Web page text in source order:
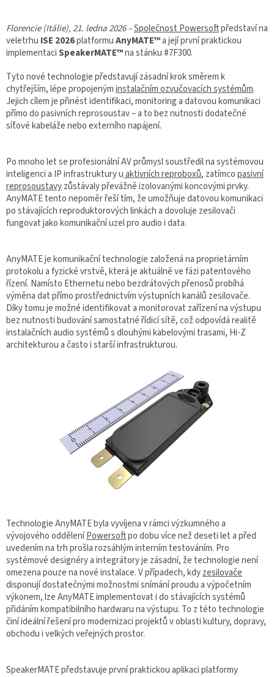
Florencie (Itálie), 21. ledna 2026 –Společnost Powersoftpředstaví na
veletrhu ISE 2026platformuAnyMATE™a její první praktickou
implementaciSpeakerMATE™na stánku #7F300.
Tyto nové technologie představují zásadní krok směrem k
chytřejším, lépe propojenýminstalačním ozvučovacích systémům.
Jejich cílem je přinést identifikaci, monitoring a datovou komunikaci
přímo do pasivních reprosoustav – a to bez nutnosti dodatečné
síťové kabeláže nebo externího napájení.
Po mnoho let se profesionální AV průmysl soustředil na systémovou
inteligenci a IP infrastruktury uaktivních reproboxů, zatímcopasivní
reprosoustavyzůstávaly převážně izolovanými koncovými prvky.
AnyMATE tento nepoměr řeší tím, že umožňuje datovou komunikaci
po stávajících reproduktorových linkách a dovoluje zesilovači
fungovat jako komunikační uzel pro audio i data.
AnyMATE je komunikační technologie založená na proprietárním
protokolu a fyzické vrstvě, která je aktuálně ve fázi patentového
řízení. Namísto Ethernetu nebo bezdrátových přenosů probíhá
výměna dat přímo prostřednictvím výstupních kanálů zesilovače.
Díky tomu je možné identifikovat a monitorovat zařízení na výstupu
bez nutnosti budování samostatné řídicí sítě, což odpovídá realitě
instalačních audio systémů s dlouhými kabelovými trasami, Hi-Z
architekturou a často i starší infrastrukturou.
Technologie AnyMATE byla vyvíjena v rámci výzkumného a
vývojového odděleníPowersoftpo dobu více než deseti let a před
uvedením na trh prošla rozsáhlým interním testováním. Pro
systémové designéry a integrátory je zásadní, že technologie není
omezena pouze na nové instalace. V případech, kdyzesilovače
disponují dostatečnými možnostmi snímání proudu a výpočetním
výkonem, lze AnyMATE implementovat i do stávajících systémů
přidáním kompatibilního hardwaru na výstupu. To z této technologie
činí ideální řešení pro modernizaci projektů v oblasti kultury, dopravy,
obchodu i velkých veřejných prostor.
SpeakerMATE představuje první praktickou aplikaci platformy